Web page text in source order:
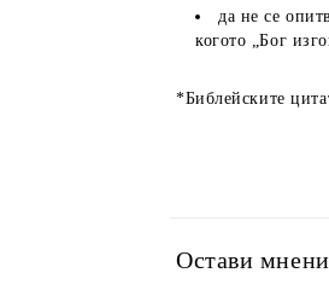
да не се
когото „Бог
*Библейските
Остави